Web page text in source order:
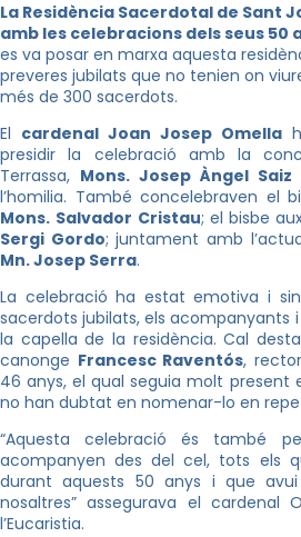
La Residència Sacerdotal de Sant
amb les celebracions dels seus 50
es va posar en marxa aquesta
preveres jubilats que no tenien on
més de 300 sacerdots.
El cardenal Joan Josep Omella
presidir la celebració amb la
Terrassa, Mons. Josep Àngel Saiz
l’homilia. També concelebraven el
Mons. Salvador Cristau; el bisbe
Sergi Gordo; juntament amb
Mn. Josep Serra.
La celebració ha estat emotiva i
sacerdots jubilats, els acompanyants
la capella de la residència. Cal
canonge Francesc Raventós,
46 anys, el qual seguia molt present
no han dubtat en nomenar-lo en
“Aquesta celebració és també
acompanyen des del cel, tots els
durant aquests 50 anys i que
nosaltres” assegurava el cardenal
l’Eucaristia.